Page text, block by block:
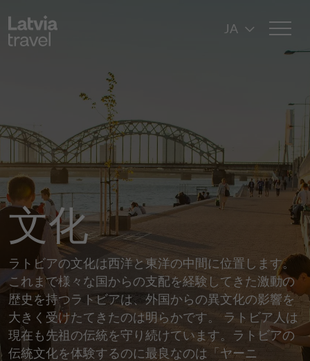
JA
文化
ラトビアの文化は西洋と東洋の中間に位置します。
これまで様々な国からの支配を経験してきた激動の
歴史を持つラトビアは、外国からの異文化の影響を
大きく受けたてきたのは明らかです。 ラトビア人は
現在も先祖の伝統を守り続けています。ラトビアの
伝統文化を体験するのに最良なのは「ヤーニ